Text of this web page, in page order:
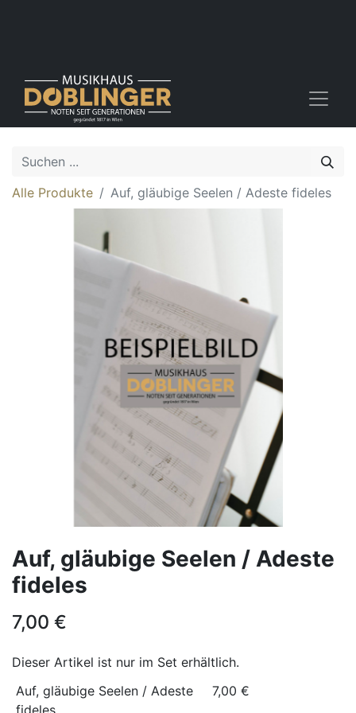
Alle Produkte Auf, gläubige Seelen / Adeste fideles
Auf, gläubige Seelen / Adeste
fideles
7,00 €
Dieser Artikel ist nur im Set erhältlich.
Auf, gläubige Seelen / Adeste
fideles
7,00 €